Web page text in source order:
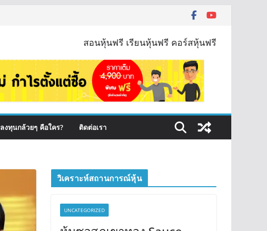
สอนหุ้นฟรี เรียนหุ้นฟรี คอร์สหุ้นฟรี
ลงทุนกล้วยๆ คือใคร? ติดต่อเรา
วิเคราะห์สถานการณ์หุ้น
UNCATEGORIZED